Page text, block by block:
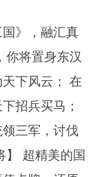
》，融汇真
你将置身东汉
下风云； 在
招兵买马；
三军，讨伐
】 超精美的国